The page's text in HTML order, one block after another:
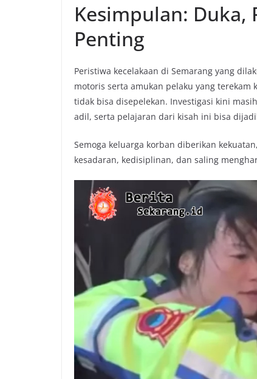
Kesimpulan: Duka,
Penting
Peristiwa kecelakaan di Semarang yang
motoris serta amukan pelaku yang
tidak bisa disepelekan. Investigasi kini
adil, serta pelajaran dari kisah ini bisa
Semoga keluarga korban diberikan
kesadaran, kedisiplinan, dan saling